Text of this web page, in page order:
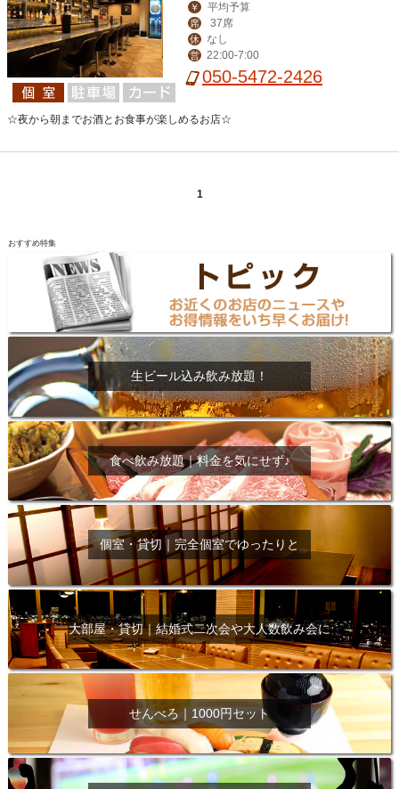
￥ 平均予算
席 37席
休 なし
営 22:00-7:00
050-5472-2426
☆夜から朝までお酒とお食事が楽しめるお店☆
1
おすすめ特集
生ビール込み飲み放題！
食べ飲み放題｜料金を気にせず♪
個室・貸切｜完全個室でゆったりと
大部屋・貸切｜結婚式二次会や大人数飲み会に
せんべろ｜1000円セット